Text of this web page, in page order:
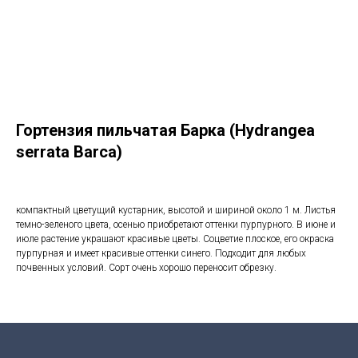
Гортензия пильчатая Барка (Hydrangea
serrata Barca)
компактный цветущий кустарник, высотой и шириной около 1 м. Листья
темно-зеленого цвета, осенью приобретают оттенки пурпурного. В июне и
июле растение украшают красивые цветы. Соцветие плоское, его окраска
пурпурная и имеет красивые оттенки синего. Подходит для любых
почвенных условий. Сорт очень хорошо переносит обрезку.